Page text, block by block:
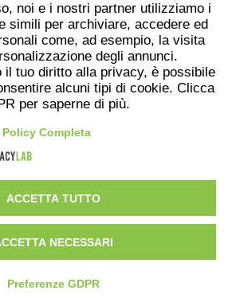
Privacy
All Rights Reserved
noi e i nostri partner utilizziamo i
simili per archiviare, accedere ed
come, ad esempio, la visita
degli annunci.
il tuo diritto alla privacy, è possibile
alcuni tipi di cookie. Clicca
per saperne di più.
Completa
ACCETTA TUTTO
NECESSARI
Preferenze GDPR